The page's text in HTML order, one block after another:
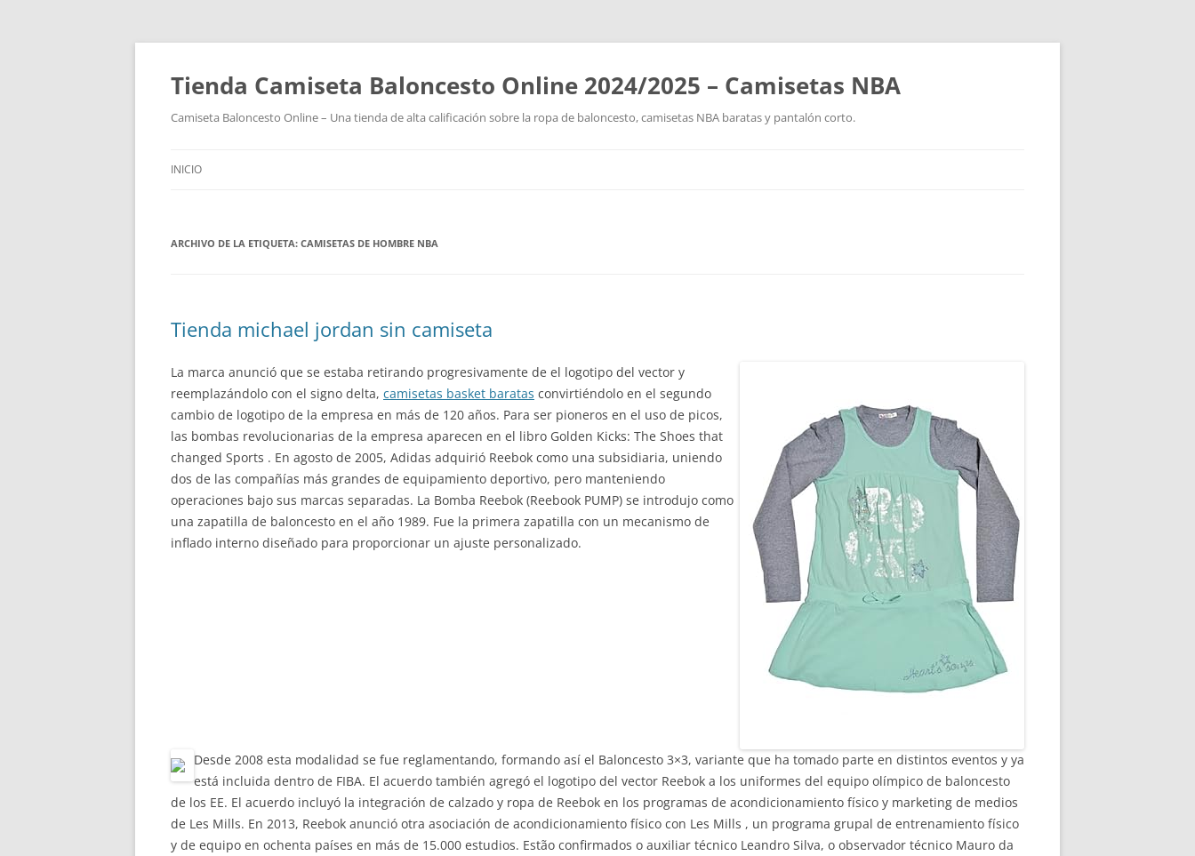
Tienda Camiseta Baloncesto Online 2024/2025 – Camisetas NBA
Camiseta Baloncesto Online – Una tienda de alta calificación sobre la ropa de baloncesto, camisetas NBA baratas y pantalón corto.
INICIO
ARCHIVO DE LA ETIQUETA: CAMISETAS DE HOMBRE NBA
Tienda michael jordan sin camiseta
La marca anunció que se estaba retirando progresivamente de el logotipo del vector y
reemplazándolo con el signo delta, camisetas basket baratas convirtiéndolo en el segundo
cambio de logotipo de la empresa en más de 120 años. Para ser pioneros en el uso de picos,
las bombas revolucionarias de la empresa aparecen en el libro Golden Kicks: The Shoes that
changed Sports . En agosto de 2005, Adidas adquirió Reebok como una subsidiaria, uniendo
dos de las compañías más grandes de equipamiento deportivo, pero manteniendo
operaciones bajo sus marcas separadas. La Bomba Reebok (Reebook PUMP) se introdujo como
una zapatilla de baloncesto en el año 1989. Fue la primera zapatilla con un mecanismo de
inflado interno diseñado para proporcionar un ajuste personalizado.
Desde 2008 esta modalidad se fue reglamentando, formando así el Baloncesto 3×3, variante que ha tomado parte en distintos eventos y ya
está incluida dentro de FIBA. El acuerdo también agregó el logotipo del vector Reebok a los uniformes del equipo olímpico de baloncesto
de los EE. El acuerdo incluyó la integración de calzado y ropa de Reebok en los programas de acondicionamiento físico y marketing de medios
de Les Mills. En 2013, Reebok anunció otra asociación de acondicionamiento físico con Les Mills , un programa grupal de entrenamiento físico
y de equipo en ochenta países en más de 15.000 estudios. Estão confirmados o auxiliar técnico Leandro Silva, o observador técnico Mauro da